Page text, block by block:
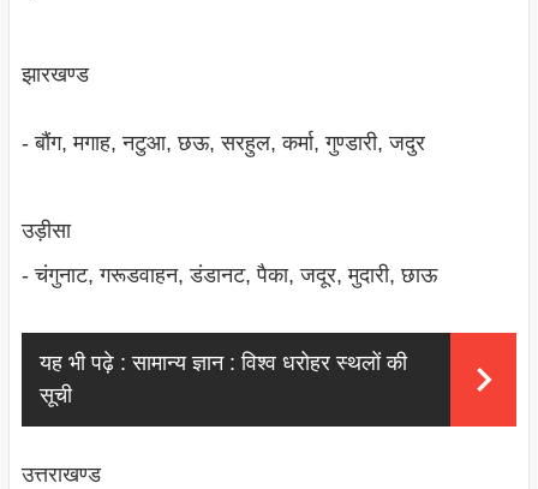
झारखण्‍ड
- बौंग, मगाह, नटुआ, छऊ, सरहुल, कर्मा, गुण्‍डारी, जदुर
उड़ीसा
- चंगुनाट, गरूडवाहन, डंडानट, पैका, जदूर, मुदारी, छाऊ
यह भी पढ़े : सामान्य ज्ञान : विश्व धरोहर स्थलों की
सूची
उत्तराखण्‍ड